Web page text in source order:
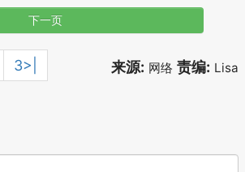
下一页
3>| 来源: 网络 责编: Lisa